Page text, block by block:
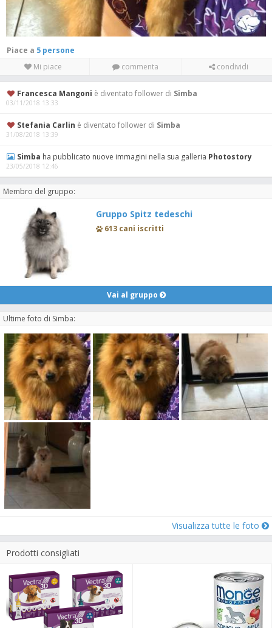
Piace a
5 persone
Mi piace
commenta condividi
Francesca Mangoni è diventato follower di Simba
03/11/2018 13:33
Stefania Carlin è diventato follower di Simba
31/08/2018 13:39
Simba ha pubblicato nuove immagini nella sua galleria Photostory
23/05/2018 12:46
Membro del gruppo:
Gruppo Spitz tedeschi
613 cani iscritti
Vai al gruppo
Ultime foto di Simba:
Visualizza tutte le foto
Prodotti consigliati